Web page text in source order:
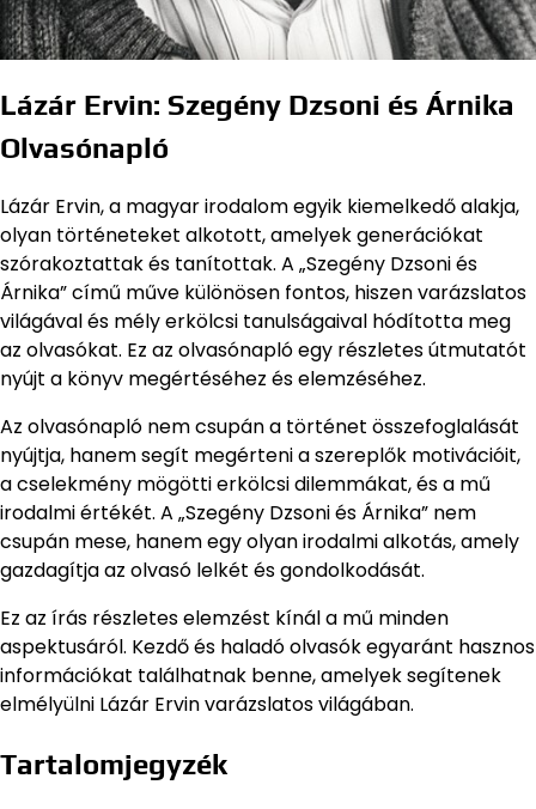
Lázár Ervin: Szegény Dzsoni és Árnika
Olvasónapló
Lázár Ervin, a magyar irodalom egyik kiemelkedő alakja,
olyan történeteket alkotott, amelyek generációkat
szórakoztattak és tanítottak. A „Szegény Dzsoni és
Árnika” című műve különösen fontos, hiszen varázslatos
világával és mély erkölcsi tanulságaival hódította meg
az olvasókat. Ez az olvasónapló egy részletes útmutatót
nyújt a könyv megértéséhez és elemzéséhez.
Az olvasónapló nem csupán a történet összefoglalását
nyújtja, hanem segít megérteni a szereplők motivációit,
a cselekmény mögötti erkölcsi dilemmákat, és a mű
irodalmi értékét. A „Szegény Dzsoni és Árnika” nem
csupán mese, hanem egy olyan irodalmi alkotás, amely
gazdagítja az olvasó lelkét és gondolkodását.
Ez az írás részletes elemzést kínál a mű minden
aspektusáról. Kezdő és haladó olvasók egyaránt hasznos
információkat találhatnak benne, amelyek segítenek
elmélyülni Lázár Ervin varázslatos világában.
Tartalomjegyzék